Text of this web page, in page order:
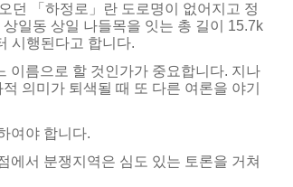
던 「하정로」란 도로명이 없어지고 정
일동 상일 나들목을 잇는 총 길이 15.7k
시행된다고 합니다.
이름으로 할 것인가가 중요합니다. 지나
의미가 퇴색될 때 또 다른 여론을 야기
여야 합니다.
에서 분쟁지역은 심도 있는 토론을 거쳐